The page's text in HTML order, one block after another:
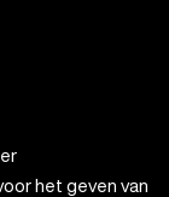
het geven van